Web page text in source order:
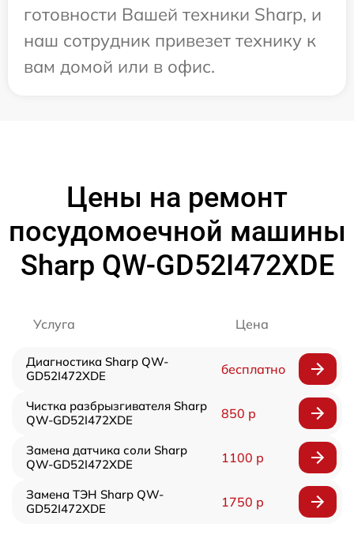
готовности Вашей техники Sharp, и
наш сотрудник привезет технику к
вам домой или в офис.
Цены на ремонт
посудомоечной машины
Sharp QW-GD52I472XDE
Услуга Цена
Диагностика Sharp QW-
GD52I472XDE
бесплатно
Чистка разбрызгивателя Sharp
QW-GD52I472XDE
850 р
Замена датчика соли Sharp
QW-GD52I472XDE
1100 р
Замена ТЭН Sharp QW-
GD52I472XDE
1750 р